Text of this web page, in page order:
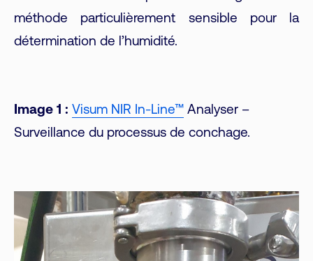
méthode particulièrement sensible pour la
détermination de l’humidité.
Image 1 : Visum NIR In-Line™ Analyser –
Surveillance du processus de conchage.